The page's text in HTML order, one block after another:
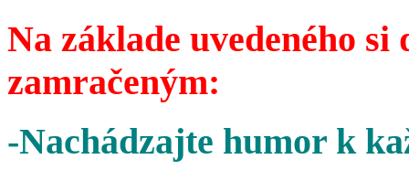
Na základe uvedeného
zamračeným:
-Nachádzajte humor k